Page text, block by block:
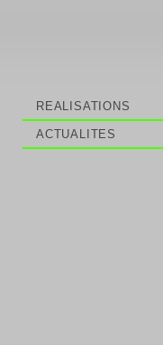
REALISATIONS
ACTUALITES